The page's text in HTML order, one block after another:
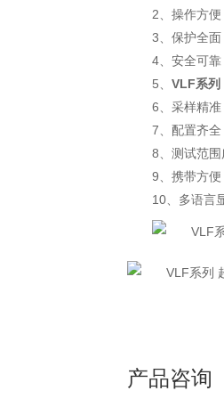
2、操作方
3、保护全
4、安全可
5、 VLF系列
6、采样精
7、配置齐
8、测试范
9、携带方
10、多语言
产品咨询